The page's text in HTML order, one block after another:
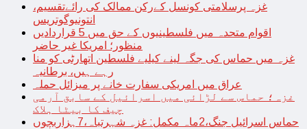
غزہ پرسلامتی کونسل کےرکن ممالک کی رائےتقسیم،
انتونیوگوتریس
اقوام متحدہ میں فلسطینیوں کے حق میں 5 قراردادیں
منظور؛ امریکا غیر حاضر
غزہ میں حماس کی جگہ لینے کیلیے فلسطین اتھارٹی کو منا
رہے ہیں، برطانیہ
عراق میں امریکی سفارت خانے پر میزائل حملہ
غزہ؛ حماس سے لڑائی میں اسرائیل کے سابق آرمی
چیف کا بیٹا ہلاک
حماس اسرائیل جنگ،2ماہ مکمل: غزہ شہرتباہ،7ہزاربچوں